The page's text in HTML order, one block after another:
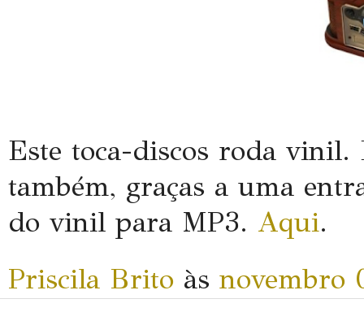
Este toca-discos roda vinil.
também, graças a uma
do vinil para MP3. Aqui.
Priscila Brito às novembro